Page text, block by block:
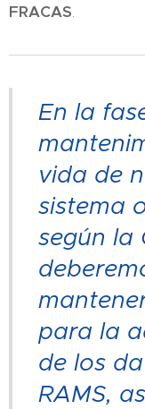
FRACAS.
En la
vida de
sistema
según la
para la
de los
RAMS,